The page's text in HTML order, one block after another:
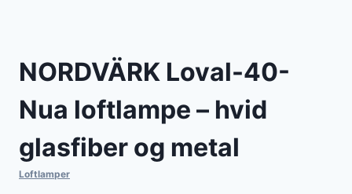
NORDVÄRK Loval-40-
Nua loftlampe – hvid
glasfiber og metal
Loftlamper